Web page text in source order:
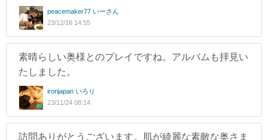
peacemaker77 いーさん
23/12/16 14:55
素晴らしい奥様とのプレイですね。アルバムも拝見い
たしました。
irorijapan いろり
23/11/24 08:14
訪問ありがとうございます。肌が綺麗な素敵な奥さま